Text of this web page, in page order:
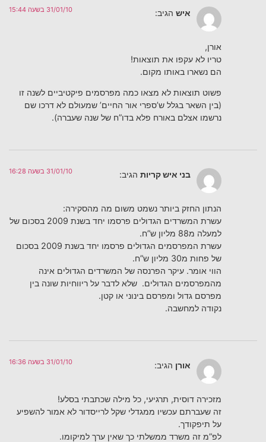
איש הגיב: 31/01/10 בשעה 15:44
אורן,
טריו לא עקפו את תוצאות!
הם נשארו באותו מקום.
פשוט תוצאות לא מצאו כמה מפרסמים פיקטיביים לשנה זו
(בין השאר בגלל ש’ספרי אור החיים’ שמעולם לא דרכו שם
נרשמו אצלם באורח פלא בדו”ח של שנה שעברה).
בני איש קריות הגיב: 31/01/10 בשעה 16:28
הנתון החזק ביותר נשמט משום מה מהסקירה:
עשרת המשרדים הגדולים פרסמו יחד בשנת 2009 בסכום של
למעלה מ88 מליון ש”ח.
עשרת המפרסמים הגדולים פרסמו יחד בשנת 2009 בסכום
של פחות מ30 מליון ש”ח.
הווי אומר. עיקר הפרנסה של המשרדים הגדולים אינה
מהמפרסמים הגדולים. שלא לדבר על ריווחיות שונה בין
מפרסם גדול ומפרסם בינוני או קטן.
נקודה למחשבה.
אורן הגיב: 31/01/10 בשעה 16:36
מזכירה דוסית, תרגיעי, כל מילה שכתבתי בסלע!
זה שעברתם עכשיו ממגדלי שקל לרייסדור לא אמור להשפיע
על תיפקודך.
לפ”מ זה משרד ממשלתי כך שאין ערך למיקומו.